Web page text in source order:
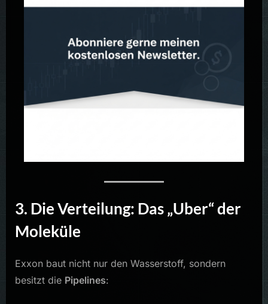
3. Die Verteilung: Das „Uber“ der
Moleküle
Exxon baut nicht nur den Wasserstoff, sondern
besitzt die Pipelines: